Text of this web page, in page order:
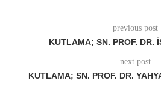
previous post
KUTLAMA; SN. PROF. DR.
next post
KUTLAMA; SN. PROF. DR.